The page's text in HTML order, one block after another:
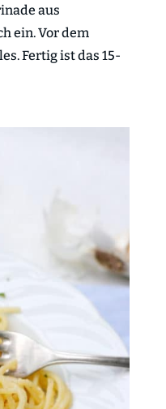
aus
ein. Vor dem
Fertig ist das 15-